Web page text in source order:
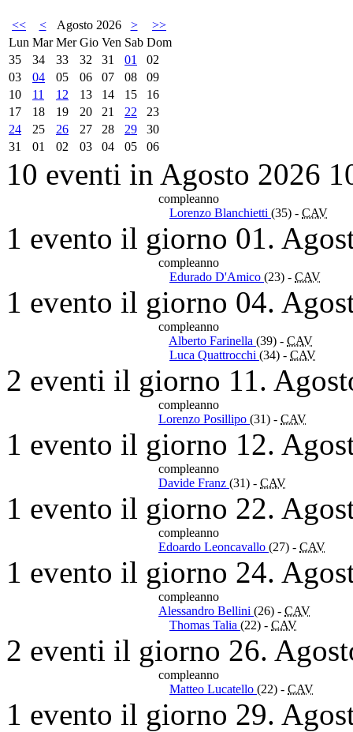
<< < Agosto 2026 >
>>
Lun Mar Mer Gio Ven Sab Dom
35
34 33 32 31 01
02
03
04 05 06 07 08
09
10
11 12 13 14 15
16
17
18 19 20 21 22
23
24
25 26 27 28 29
30
31
01 02 03 04 05 06
10 eventi in Agosto 2026
compleanno
Lorenzo Blanchietti (35) - CAV
1 evento il giorno 01.
compleanno
Edurado D'Amico (23) - CAV
1 evento il giorno 04.
compleanno
Alberto Farinella (39) - CAV
Luca Quattrocchi (34) - CAV
2 eventi il giorno 11.
compleanno
Lorenzo Posillipo (31) - CAV
1 evento il giorno 12.
compleanno
Davide Franz (31) - CAV
1 evento il giorno 22.
compleanno
Edoardo Leoncavallo (27) - CAV
1 evento il giorno 24.
compleanno
Alessandro Bellini (26) - CAV
Thomas Talia (22) - CAV
2 eventi il giorno 26.
compleanno
Matteo Lucatello (22) - CAV
1 evento il giorno 29.